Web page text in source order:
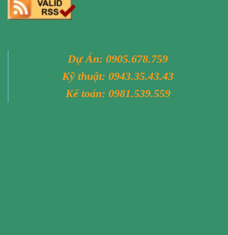
Dự Án: 0905.678.759
Kỹ thuật: 0943.35.43.43
Kế toán: 0981.539.559